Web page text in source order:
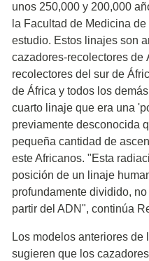
unos 250,000 y 200,000
la Facultad de Medicina
estudio. Estos linajes son
cazadores-recolectores de
recolectores del sur de
de África y todos los
cuarto linaje que era una
previamente desconocida
pequeña cantidad de
este Africanos. "Esta
posición de un linaje
profundamente dividido,
partir del ADN", continúa
Los modelos anteriores
sugieren que los